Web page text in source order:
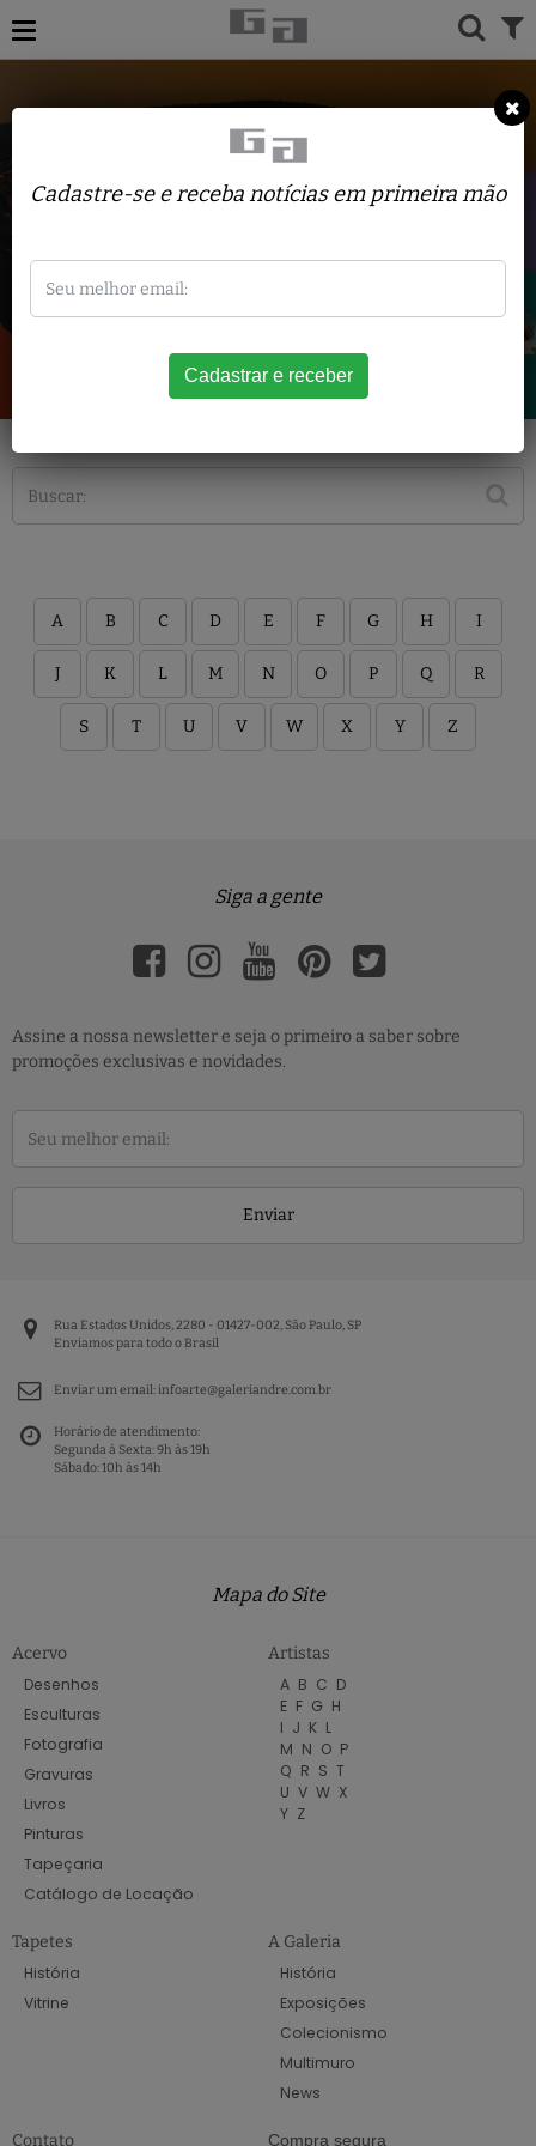
Artistas
A B C D E F G H I
J K L M N O P Q R
S T U V W X Y Z
Siga a gente
Assine a nossa newsletter e seja o primeiro a saber sobre
promoções exclusivas e novidades.
Enviar
Rua Estados Unidos, 2280 - 01427-002, São Paulo, SP
Enviamos para todo o Brasil
Enviar um email:infoarte@galeriandre.com.br
Horário de atendimento:
Segunda à Sexta: 9h às 19h
Sábado: 10h às 14h
Mapa do Site
Acervo
Desenhos
Esculturas
Fotografia
Gravuras
Livros
Pinturas
Tapeçaria
Catálogo de Locação
Artistas
A B C D
E F G H
I J K L
M N O P
Q R S T
U V W X
Y Z
Tapetes
História
Vitrine
A Galeria
História
Exposições
Colecionismo
Multimuro
News
Contato Compra segura
Cadastre-se e receba notícias em primeira mão